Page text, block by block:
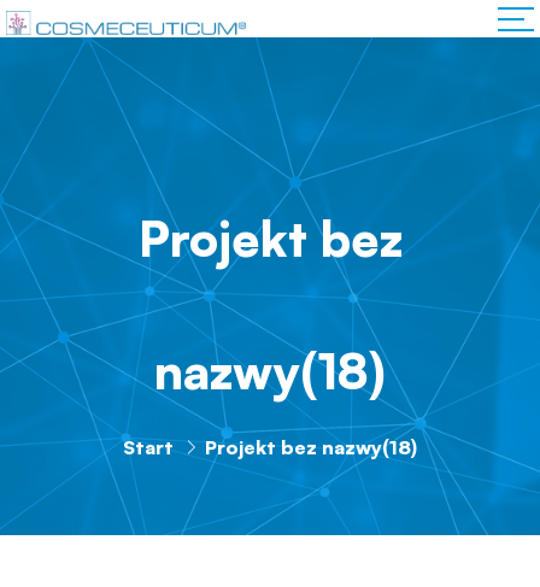
Projekt bez
nazwy(18)
Start Projekt bez nazwy(18)